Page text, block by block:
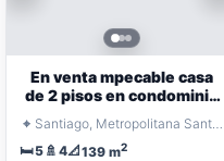
En venta mpecable casa
de 2 pisos en condominio
⌖ Santiago, Metropolitana Santiago
🛏️5 🚿 4📐139 m2